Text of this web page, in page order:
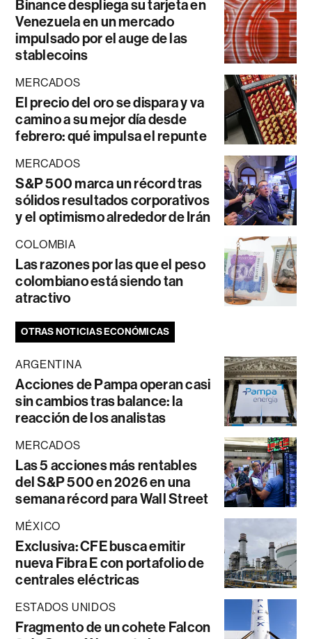
Binance despliega su tarjeta en
Venezuela en un mercado
impulsado por el auge de las
stablecoins
MERCADOS
El precio del oro se dispara y va
camino a su mejor día desde
febrero: qué impulsa el repunte
MERCADOS
S&P 500 marca un récord tras
sólidos resultados corporativos
y el optimismo alrededor de Irán
COLOMBIA
Las razones por las que el peso
colombiano está siendo tan
atractivo
OTRAS NOTICIAS ECONÓMICAS
ARGENTINA
Acciones de Pampa operan casi
sin cambios tras balance: la
reacción de los analistas
MERCADOS
Las 5 acciones más rentables
del S&P 500 en 2026 en una
semana récord para Wall Street
MÉXICO
Exclusiva: CFE busca emitir
nueva Fibra E con portafolio de
centrales eléctricas
ESTADOS UNIDOS
Fragmento de un cohete Falcon